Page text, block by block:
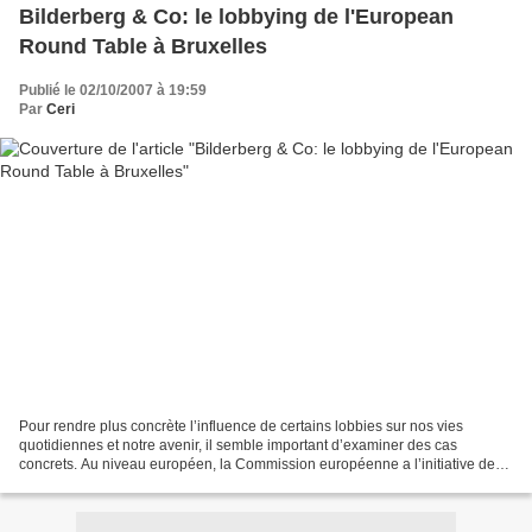
Bilderberg & Co: le lobbying de l'European
Round Table à Bruxelles
Publié le 02/10/2007 à 19:59
Par Ceri
Pour rendre plus concrète l’influence de certains lobbies sur nos vies
quotidiennes et notre avenir, il semble important d’examiner des cas
concrets. Au niveau européen, la Commission européenne a l’initiative des